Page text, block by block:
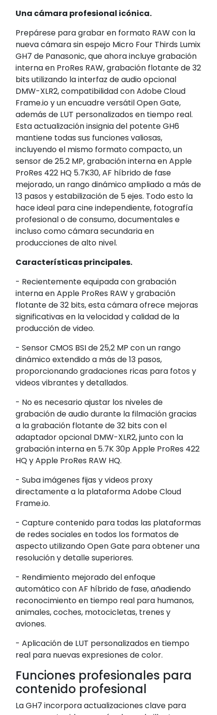
Una cámara profesional icónica.
Prepárese para grabar en formato RAW con la
nueva cámara sin espejo Micro Four Thirds Lumix
GH7 de Panasonic, que ahora incluye grabación
interna en ProRes RAW, grabación flotante de 32
bits utilizando la interfaz de audio opcional
DMW-XLR2, compatibilidad con Adobe Cloud
Frame.io y un encuadre versátil Open Gate,
además de LUT personalizados en tiempo real.
Esta actualización insignia del potente GH6
mantiene todas sus funciones valiosas,
incluyendo el mismo formato compacto, un
sensor de 25.2 MP, grabación interna en Apple
ProRes 422 HQ 5.7K30, AF híbrido de fase
mejorado, un rango dinámico ampliado a más de
13 pasos y estabilización de 5 ejes. Todo esto la
hace ideal para cine independiente, fotografía
profesional o de consumo, documentales e
incluso como cámara secundaria en
producciones de alto nivel.
Características principales.
- Recientemente equipada con grabación
interna en Apple ProRes RAW y grabación
flotante de 32 bits, esta cámara ofrece mejoras
significativas en la velocidad y calidad de la
producción de video.
- Sensor CMOS BSI de 25,2 MP con un rango
dinámico extendido a más de 13 pasos,
proporcionando gradaciones ricas para fotos y
videos vibrantes y detallados.
- No es necesario ajustar los niveles de
grabación de audio durante la filmación gracias
a la grabación flotante de 32 bits con el
adaptador opcional DMW-XLR2, junto con la
grabación interna en 5.7K 30p Apple ProRes 422
HQ y Apple ProRes RAW HQ.
- Suba imágenes fijas y videos proxy
directamente a la plataforma Adobe Cloud
Frame.io.
- Capture contenido para todas las plataformas
de redes sociales en todos los formatos de
aspecto utilizando Open Gate para obtener una
resolución y detalle superiores.
- Rendimiento mejorado del enfoque
automático con AF híbrido de fase, añadiendo
reconocimiento en tiempo real para humanos,
animales, coches, motocicletas, trenes y
aviones.
- Aplicación de LUT personalizados en tiempo
real para nuevas expresiones de color.
Funciones profesionales para
contenido profesional
La GH7 incorpora actualizaciones clave para